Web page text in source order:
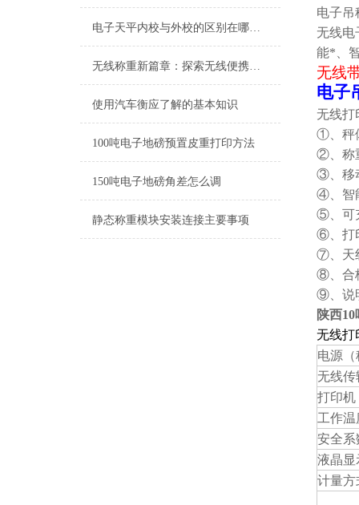
电子天平内校与外校的区别在哪里？
无线称重新篇章：探索无线便携式称重仪的无限可能
使用汽车衡应了解的基本知识
100吨电子地磅预置皮重打印方法
150吨电子地磅角差怎么调
静态称重模块安装连接主要事项
电子吊
无线电
能*、
无线
电子
无线打
①、秤
②、称
③、移
④、智
⑤、可
⑥、打
⑦、天
⑧、合
⑨、说
陕西
无线打
电源
无线
打印机
工作温
安全系
液晶显
计量方